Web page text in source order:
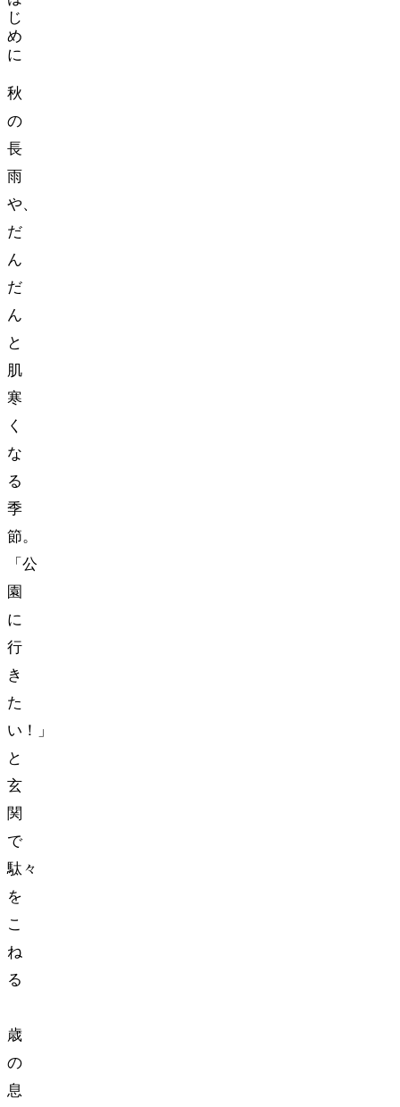
じ
め
に
秋
の
長
雨
や、
だ
ん
だ
ん
と
肌
寒
く
な
る
季
節。
「公
園
に
行
き
た
い！」
と
玄
関
で
駄々
を
こ
ね
る
歳
の
息